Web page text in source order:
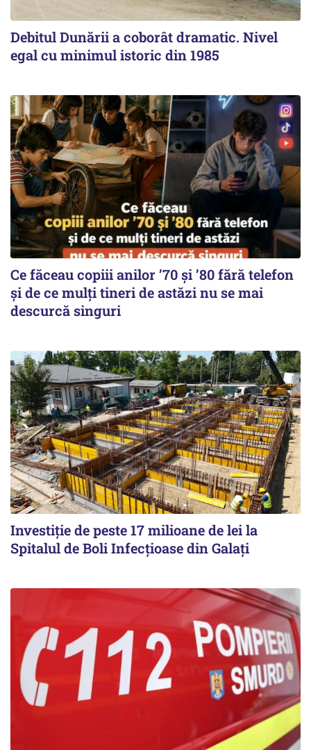
Debitul Dunării a coborât dramatic. Nivel
egal cu minimul istoric din 1985
Ce făceau copiii anilor ’70 și ’80 fără telefon
și de ce mulți tineri de astăzi nu se mai
descurcă singuri
Investiție de peste 17 milioane de lei la
Spitalul de Boli Infecțioase din Galați